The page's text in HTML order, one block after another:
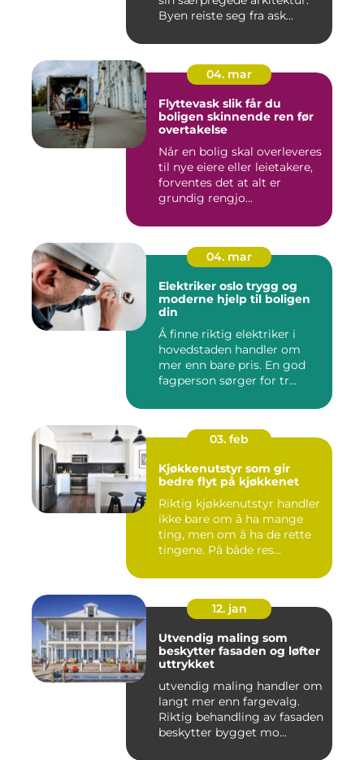
Byen reiste seg fra ask...
04. mar
Flyttevask slik får du
boligen skinnende ren før
overtakelse
Når en bolig skal overleveres
til nye eiere eller leietakere,
forventes det at alt er
grundig rengjo...
04. mar
Elektriker oslo trygg og
moderne hjelp til boligen
din
Å finne riktig elektriker i
hovedstaden handler om
mer enn bare pris. En god
fagperson sørger for tr...
03. feb
Kjøkkenutstyr som gir
bedre flyt på kjøkkenet
Riktig kjøkkenutstyr handler
ikke bare om å ha mange
ting, men om å ha de rette
tingene. På både res...
12. jan
Utvendig maling som
beskytter fasaden og løfter
uttrykket
utvendig maling handler om
langt mer enn fargevalg.
Riktig behandling av fasaden
beskytter bygget mo...